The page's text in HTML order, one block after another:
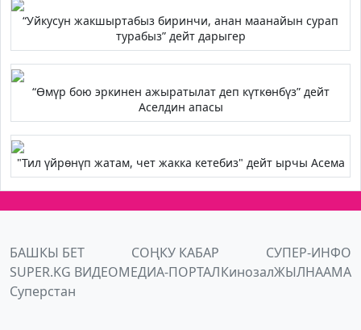
“Уйкусун жакшыртабыз биринчи, анан маанайын сурап
турабыз” дейт дарыгер
“Өмүр бою эркинен ажыратылат деп күткөнбүз” дейт
Аселдин апасы
"Тил үйрөнүп жатам, чет жакка кетебиз" дейт ырчы Асема
БАШКЫ БЕТ СОҢКУ КАБАР
СУПЕР-ИНФО
SUPER.KG ВИДЕОМЕДИА-ПОРТАЛКинозалЖЫЛНААМА
Суперстан